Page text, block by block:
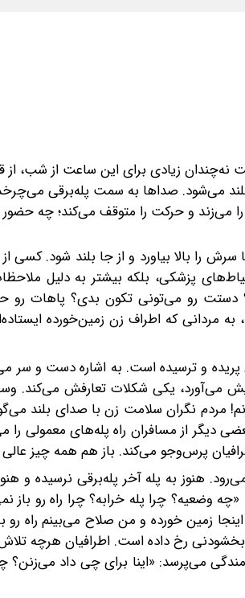
نه‌چندان زیادی برای این ساعت از شب، از
می‌شود. صداها به سمت پله‌برقی
می‌زند و حرکت را متوقف می‌کند؛ چه
را بالا بیاورد و از جا بلند شود. کسی
پزشکی، بلکه بیشتر به دلیل
دستت رو می‌تونی تکون بدی؟ پاهات
که اطراف زن زمین‌خورده
پریده و ترسیده است. به اشاره دست و
می‌آورد، یکی شکلات تعارفش می‌کند.
مردم نگران سلامت زن با صدای بلند
از مسافران راه پله‌های معمولی را
پرس‌و‌جو می‌کند. باز هم همه چیز عالی
هنوز به پله آخر پله‌برقی نرسیده و
وضعیه؟ چرا پله خرابه؟ چرا راه رو باز
زمین خورده و من صلاح می‌بینم راه رو
رخ داده است. اطرافیان هر‌چه
می‌پرسد: «اینا برای چی داد